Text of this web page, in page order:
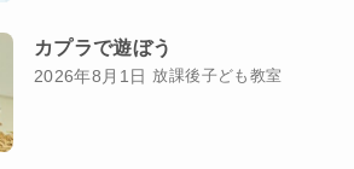
カプラで遊ぼう
2026年8月1日 放課後子ども教室